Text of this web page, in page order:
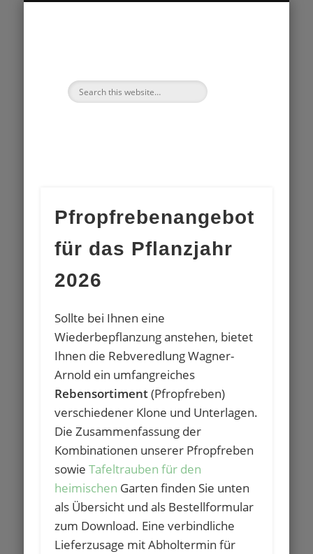
Pfropfrebenangebot
für das Pflanzjahr
2026
Sollte bei Ihnen eine
Wiederbepflanzung anstehen, bietet
Ihnen die Rebveredlung Wagner-
Arnold ein umfangreiches
Rebensortiment(Pfropfreben)
verschiedener Klone und Unterlagen.
Die Zusammenfassung der
Kombinationen unserer Pfropfreben
sowieTafeltrauben für den
heimischen Garten finden Sie unten
als Übersicht und als Bestellformular
zum Download. Eine verbindliche
Lieferzusage mit Abholtermin für